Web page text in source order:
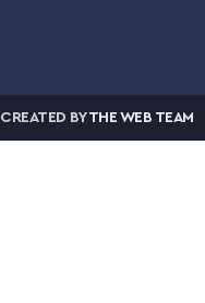
CREATED BYTHE WEB TEAM